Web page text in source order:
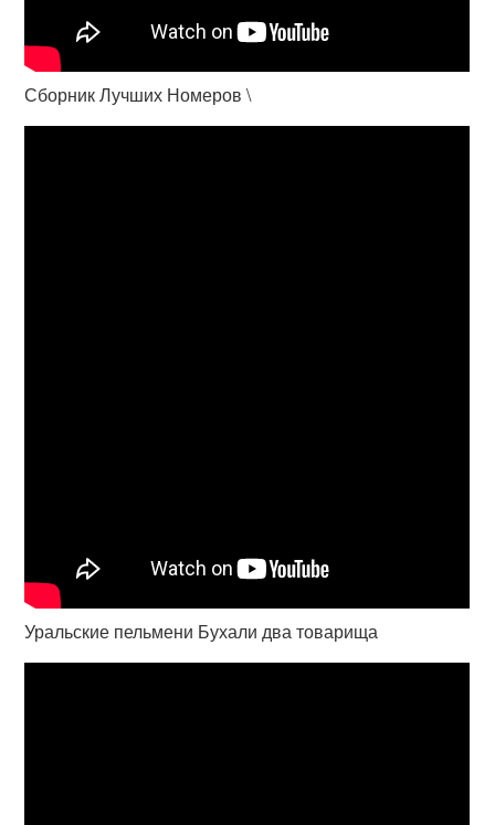
Сборник Лучших Номеров \
Уральские пельмени Бухали два товарища